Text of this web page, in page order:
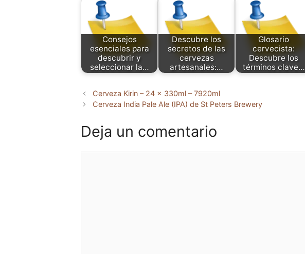
Consejos
esenciales para
descubrir y
seleccionar la…
Descubre los
secretos de las
cervezas
artesanales:…
Glosario
cervecista:
Descubre los
términos clave…
Cerveza Kirin – 24 x 330ml – 7920ml
Cerveza India Pale Ale (IPA) de St Peters Brewery
Deja un comentario